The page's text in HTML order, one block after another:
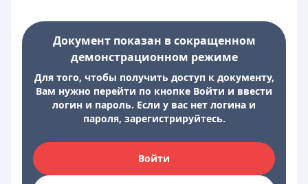
Документ показан в сокращенном
демонстрационном режиме
Для того, чтобы получить доступ к документу,
Вам нужно перейти по кнопке Войти и ввести
логин и пароль. Если у вас нет логина и
пароля, зарегистрируйтесь.
Войти